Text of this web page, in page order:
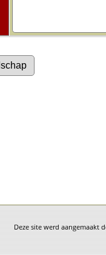
Deze site werd aangemaakt